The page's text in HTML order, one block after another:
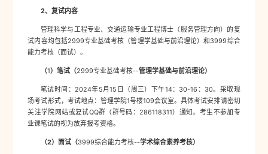
2、复试内容
管理科学与工程专业、交通运输专业工程博士（服务管理方向）的复
试内容均包括2999专业基础考核（管理学基础与前沿理论）和3999综合
能力考核（面试）。
（1 ）笔试（2999专业基础考核--管理学基础与前沿理论）
笔试时间：2024年5月15日（周三）下午14：30-16：30。采取现
场考试形式，考试地点：管理学院1号楼109会议室。具体考试安排请密切
关注学院网站或复试QQ群（群号码：286118311）通知。考生不参加专
业课笔试的视为放弃报考资格。
（2）面试（3999综合能力考核--学术综合素养考核）